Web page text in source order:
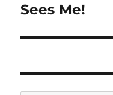
Beitrag:
Sees Me!